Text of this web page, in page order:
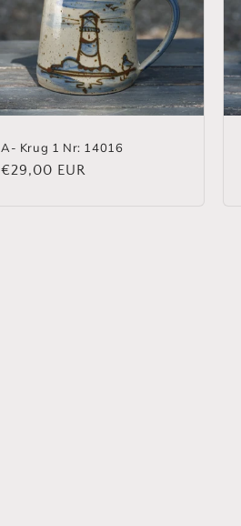
A- Krug 1 Nr: 14016
Normaler
€29,00 EUR